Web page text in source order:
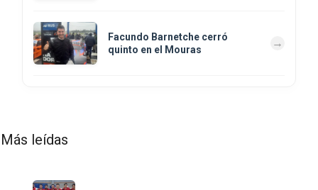
Facundo Barnetche cerró
quinto en el Mouras
Más leídas